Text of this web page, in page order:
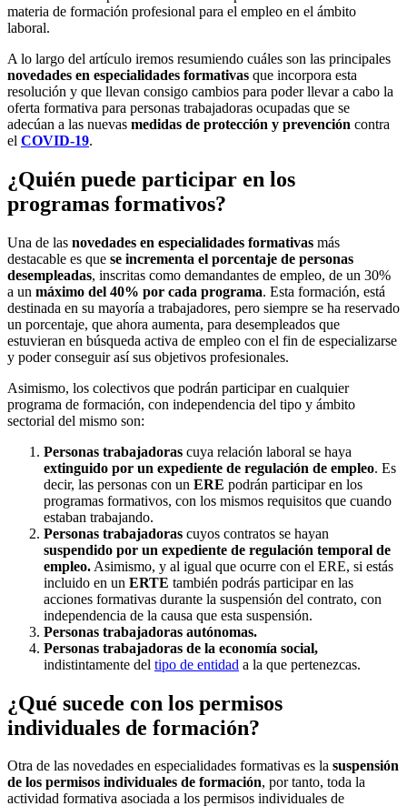
materia de formación profesional para el empleo en el ámbito
laboral.
A lo largo del artículo iremos resumiendo cuáles son las principales
novedades en especialidades formativas que incorpora esta
resolución y que llevan consigo cambios para poder llevar a cabo la
oferta formativa para personas trabajadoras ocupadas que se
adecúan a las nuevas medidas de protección y prevención contra
el COVID-19.
¿Quién puede participar en los
programas formativos?
Una de las novedades en especialidades formativas más
destacable es que se incrementa el porcentaje de personas
desempleadas, inscritas como demandantes de empleo, de un 30%
a un máximo del 40% por cada programa. Esta formación, está
destinada en su mayoría a trabajadores, pero siempre se ha reservado
un porcentaje, que ahora aumenta, para desempleados que
estuvieran en búsqueda activa de empleo con el fin de especializarse
y poder conseguir así sus objetivos profesionales.
Asimismo, los colectivos que podrán participar en cualquier
programa de formación, con independencia del tipo y ámbito
sectorial del mismo son:
Personas trabajadoras cuya relación laboral se haya
extinguido por un expediente de regulación de empleo. Es
decir, las personas con un ERE podrán participar en los
programas formativos, con los mismos requisitos que cuando
estaban trabajando.
Personas trabajadoras cuyos contratos se hayan
suspendido por un expediente de regulación temporal de
empleo. Asimismo, y al igual que ocurre con el ERE, si estás
incluido en un ERTE también podrás participar en las
acciones formativas durante la suspensión del contrato, con
independencia de la causa que esta suspensión.
Personas trabajadoras autónomas.
Personas trabajadoras de la economía social,
indistintamente del tipo de entidad a la que pertenezcas.
¿Qué sucede con los permisos
individuales de formación?
Otra de las novedades en especialidades formativas es la suspensión
de los permisos individuales de formación, por tanto, toda la
actividad formativa asociada a los permisos individuales de